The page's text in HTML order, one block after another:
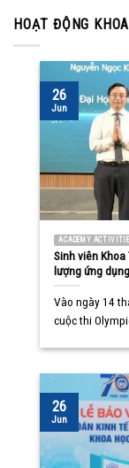
HOẠT ĐỘNG
ACADEMY
Sinh viên
lượng ứng
Vào ngày 14
cuộc thi
26
Jun
26
Jun